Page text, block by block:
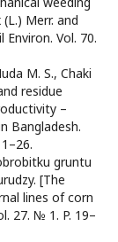
Merr. and
Vol. 70.
M. S., Chaki
residue
–
Bangladesh.
gruntu
[The
lines of corn
27. № 1. P. 19–